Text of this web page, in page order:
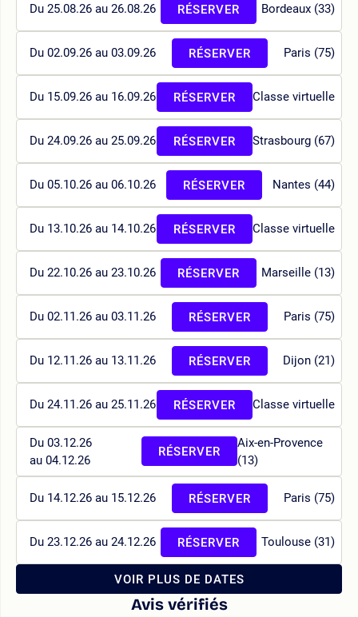
Du 25.08.26 au 26.08.26 Bordeaux (33)
RÉSERVER
Du 02.09.26 au 03.09.26 Paris (75)
RÉSERVER
Du 15.09.26 au 16.09.26 Classe virtuelle
RÉSERVER
Du 24.09.26 au 25.09.26 Strasbourg (67)
RÉSERVER
Du 05.10.26 au 06.10.26 Nantes (44)
RÉSERVER
Du 13.10.26 au 14.10.26 Classe virtuelle
RÉSERVER
Du 22.10.26 au 23.10.26 Marseille (13)
RÉSERVER
Du 02.11.26 au 03.11.26 Paris (75)
RÉSERVER
Du 12.11.26 au 13.11.26 Dijon (21)
RÉSERVER
Du 24.11.26 au 25.11.26 Classe virtuelle
RÉSERVER
Du 03.12.26
au 04.12.26
Aix-en-Provence
(13)
RÉSERVER
Du 14.12.26 au 15.12.26 Paris (75)
RÉSERVER
Du 23.12.26 au 24.12.26 Toulouse (31)
RÉSERVER
VOIR PLUS DE DATES
Avis vérifiés